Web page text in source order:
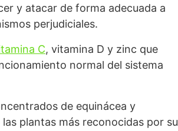
y atacar de forma adecuada a
perjudiciales.
C, vitamina D y zinc que
normal del sistema
de equinácea y
plantas más reconocidas por su